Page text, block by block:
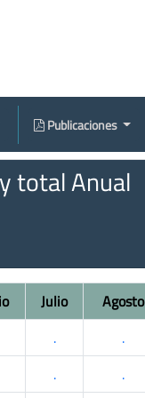
Publicaciones
total Anual
Julio Agosto
. .
. .